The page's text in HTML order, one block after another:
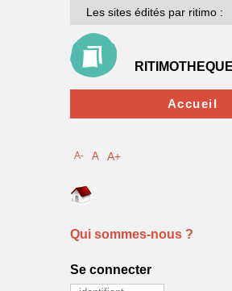
Les sites édités par ritimo :
Accueil
A- A A+
Qui sommes-nous ?
Se connecter